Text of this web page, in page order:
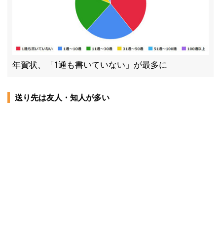
年賀状、「1通も書いていない」が最多に
送り先は友人・知人が多い